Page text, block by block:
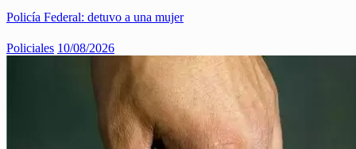
Policía Federal: detuvo a una mujer
Policiales 10/08/2026